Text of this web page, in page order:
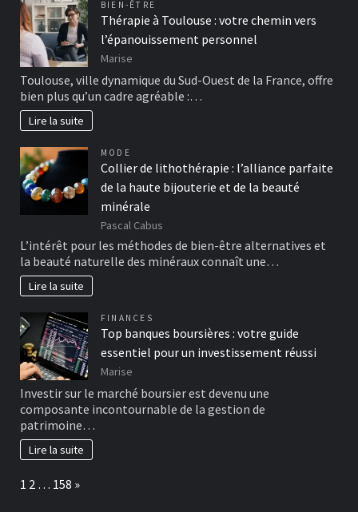
BIEN-ÊTRE
Thérapie à Toulouse : votre chemin vers
l’épanouissement personnel
Marise
Toulouse, ville dynamique du Sud-Ouest de la France, offre
bien plus qu’un cadre agréable :…
Lire la suite
MODE
Collier de lithothérapie : l’alliance parfaite
de la haute bijouterie et de la beauté
minérale
Pascal Cabus
L’intérêt pour les méthodes de bien-être alternatives et
la beauté naturelle des minéraux connaît une…
Lire la suite
FINANCES
Top banques boursières : votre guide
essentiel pour un investissement réussi
Marise
Investir sur le marché boursier est devenu une
composante incontournable de la gestion de
patrimoine…
Lire la suite
Page:
1 2 … 158 Next
»